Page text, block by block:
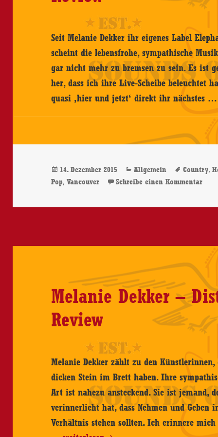
Seit Melanie Dekker ihr eigenes Label
scheint die lebensfrohe, sympathische
gar nicht mehr zu bremsen zu sein. Es ist
her, dass ich ihre Live-Scheibe beleuchtet
quasi ‚hier und jetzt‘ direkt ihr nächstes
Veröffentlicht
am
14. Dezember 2015 Kategorien
Allgemein Country,
Pop,Vancouver Schreibe einen Kommentarzu
Melanie Dekker –
Review
Melanie Dekker zählt zu den
dicken Stein im Brett haben. Ihre
Art ist nahezu ansteckend. Sie ist jemand,
verinnerlicht hat, dass Nehmen und Geben
Verhältnis stehen sollten. Ich erinnere